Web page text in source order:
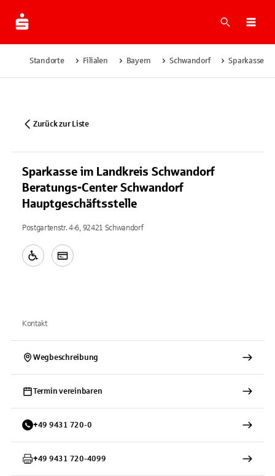
Suche
Standorte Filialen Bayern Schwandorf Sparkasse
Zurück zur Liste
Sparkasse im Landkreis Schwandorf
Beratungs-Center Schwandorf
Hauptgeschäftsstelle
Postgartenstr. 4-6, 92421 Schwandorf
Kontakt
Wegbeschreibung
Termin vereinbaren
+49 9431 720-0
+49 9431 720-4099